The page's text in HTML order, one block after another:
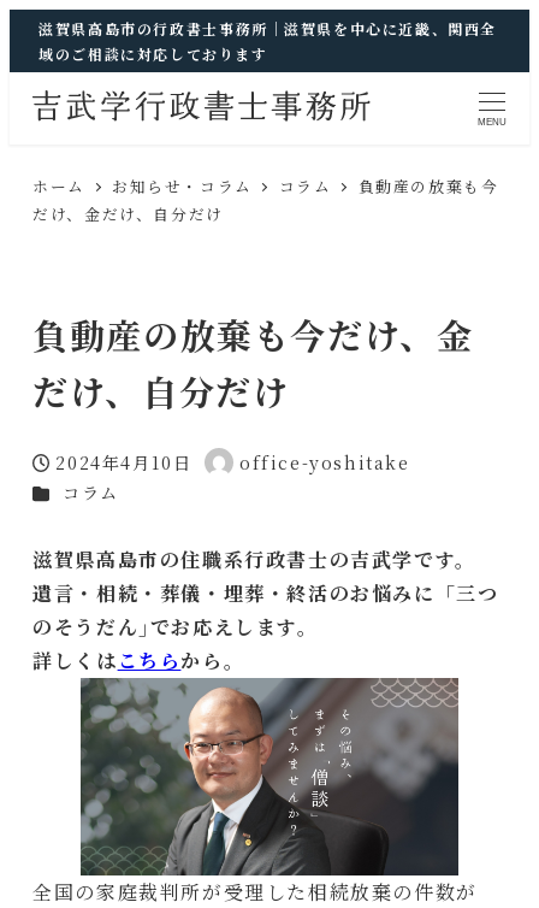
滋賀県高島市の行政書士事務所｜滋賀県を中心に近畿、関西全
域のご相談に対応しております
MENU
ホーム お知らせ・コラム コラム
負動産の放棄も今
だけ、金だけ、自分だけ
負動産の放棄も今だけ、金
だけ、自分だけ
投稿日
2024年4月10日
著
office-yoshitake
カテゴリー
コラム
滋賀県高島市の住職系行政書士の吉武学です。
遺言・相続・葬儀・埋葬・終活のお悩みに「三つ
のそうだん｣でお応えします。
詳しくは こちらから。
全国の家庭裁判所が受理した相続放棄の件数が